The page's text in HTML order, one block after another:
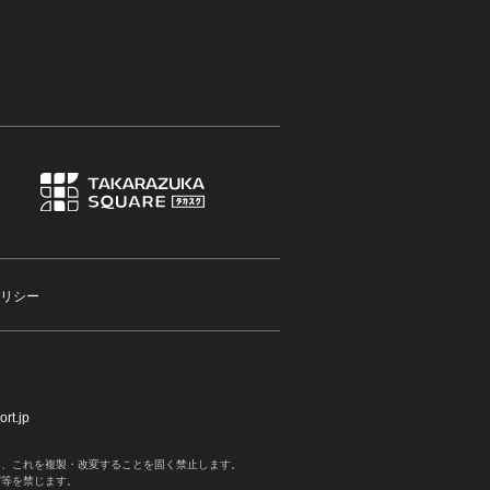
シー
これを複製・改変することを固く禁止します。
を禁じます。